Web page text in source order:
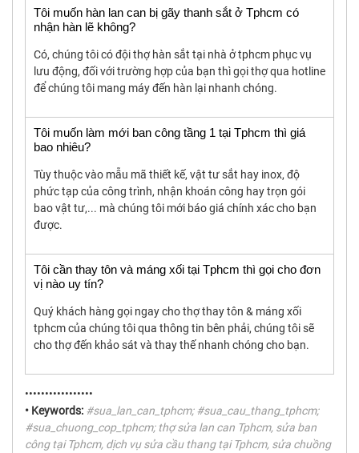
Tôi muốn hàn lan can bị gãy thanh sắt ở Tphcm có
nhận hàn lẽ không?
Có, chúng tôi có đội thợ hàn sắt tại nhà ở tphcm phục vụ
lưu động, đối với trường hợp của bạn thì gọi thợ qua hotline
để chúng tôi mang máy đến hàn lại nhanh chóng.
Tôi muốn làm mới ban công tầng 1 tại Tphcm thì giá
bao nhiêu?
Tùy thuộc vào mẫu mã thiết kế, vật tư sắt hay inox, độ
phức tạp của công trình, nhận khoán công hay trọn gói
bao vật tư,... mà chúng tôi mới báo giá chính xác cho bạn
được.
Tôi cần thay tôn và máng xối tại Tphcm thì gọi cho đơn
vị nào uy tín?
Quý khách hàng gọi ngay cho thợ thay tôn & máng xối
tphcm của chúng tôi qua thông tin bên phải, chúng tôi sẽ
cho thợ đến khảo sát và thay thế nhanh chóng cho bạn.
•••••••••••••••••
• Keywords: #sua_lan_can_tphcm; #sua_cau_thang_tphcm;
#sua_chuong_cop_tphcm; thợ sửa lan can Tphcm, sửa ban
công tại Tphcm, dịch vụ sửa cầu thang tại Tphcm, sửa chuồng